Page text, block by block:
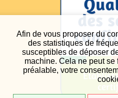
Afin de vous proposer du
des statistiques de
susceptibles de déposer
machine. Cela ne peut se
préalable, votre